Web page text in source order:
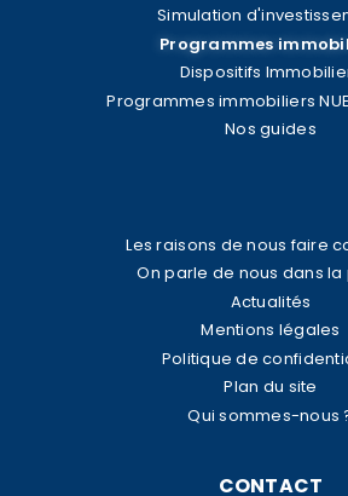
Simulation
Programmes
Dispositifs
Programmes immobiliers NUE
Nos guides
Les raisons de nous faire
On parle de nous dans la
Actualités
Mentions légales
Politique de
Plan du site
Qui sommes-nous
CONTACT